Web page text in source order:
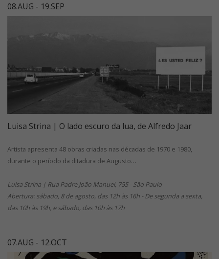
08.AUG - 19.SEP
Luisa Strina | O lado escuro da lua, de Alfredo Jaar
Artista apresenta 48 obras criadas nas décadas de 1970 e 1980,
durante o período da ditadura de Augusto…
Luisa Strina | Rua Padre João Manuel, 755 - São Paulo
Abertura: sábado, 8 de agosto, das 12h às 16h - De segunda a sexta,
das 10h às 19h, e sábado, das 10h às 17h
07.AUG - 12.OCT